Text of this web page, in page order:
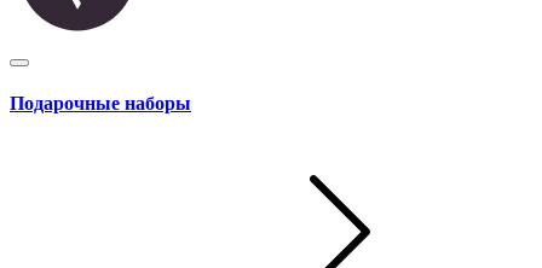
Подарочные наборы